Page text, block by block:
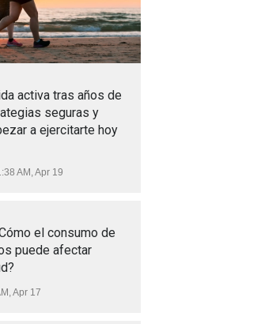
activa tras años de
seguras y
a ejercitarte hoy
AM, Apr 19
el consumo de
puede afectar
Apr 17